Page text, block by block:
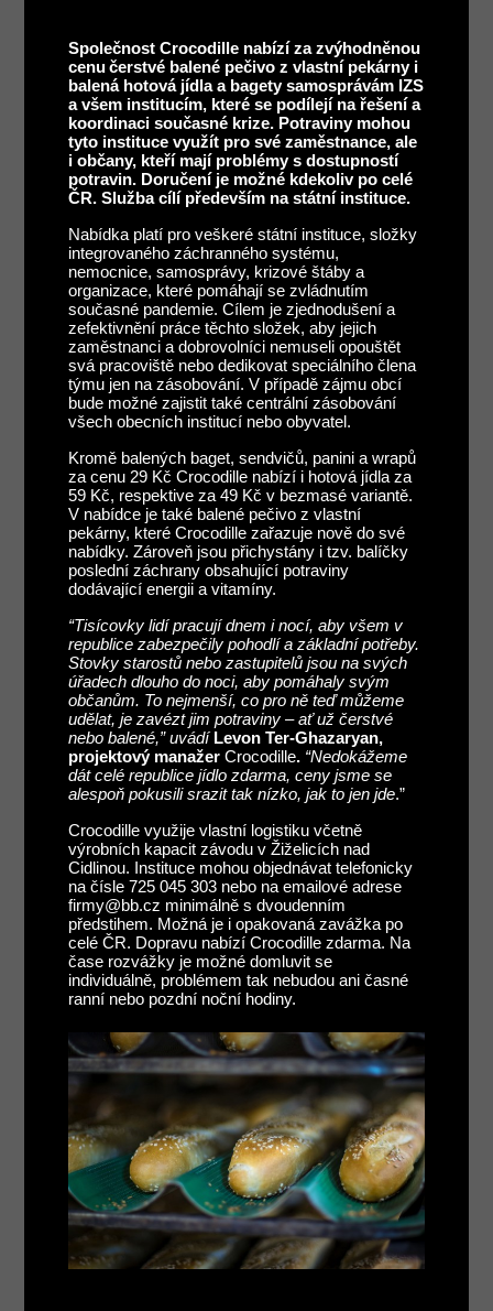
Společnost Crocodille nabízí za zvýhodněnou
cenu čerstvé balené pečivo z vlastní pekárny i
balená hotová jídla a bagety samosprávám IZS
a všem institucím, které se podílejí na řešení a
koordinaci současné krize. Potraviny mohou
tyto instituce využít pro své zaměstnance, ale
i občany, kteří mají problémy s dostupností
potravin. Doručení je možné kdekoliv po celé
ČR. Služba cílí především na státní instituce.
Nabídka platí pro veškeré státní instituce, složky
integrovaného záchranného systému,
nemocnice, samosprávy, krizové štáby a
organizace, které pomáhají se zvládnutím
současné pandemie. Cílem je zjednodušení a
zefektivnění práce těchto složek, aby jejich
zaměstnanci a dobrovolníci nemuseli opouštět
svá pracoviště nebo dedikovat speciálního člena
týmu jen na zásobování. V případě zájmu obcí
bude možné zajistit také centrální zásobování
všech obecních institucí nebo obyvatel.
Kromě balených baget, sendvičů, panini a wrapů
za cenu 29 Kč Crocodille nabízí i hotová jídla za
59 Kč, respektive za 49 Kč v bezmasé variantě.
V nabídce je také balené pečivo z vlastní
pekárny, které Crocodille zařazuje nově do své
nabídky. Zároveň jsou přichystány i tzv. balíčky
poslední záchrany obsahující potraviny
dodávající energii a vitamíny.
“Tisícovky lidí pracují dnem i nocí, aby všem v
republice zabezpečily pohodlí a základní potřeby.
Stovky starostů nebo zastupitelů jsou na svých
úřadech dlouho do noci, aby pomáhaly svým
občanům. To nejmenší, co pro ně teď můžeme
udělat, je zavézt jim potraviny – ať už čerstvé
nebo balené,” uvádí Levon Ter-Ghazaryan,
projektový manažerCrocodille. “Nedokážeme
dát celé republice jídlo zdarma, ceny jsme se
alespoň pokusili srazit tak nízko, jak to jen jde.”
Crocodille využije vlastní logistiku včetně
výrobních kapacit závodu v Žiželicích nad
Cidlinou. Instituce mohou objednávat telefonicky
na čísle 725 045 303 nebo na emailové adrese
firmy@bb.cz minimálně s dvoudenním
předstihem. Možná je i opakovaná zavážka po
celé ČR. Dopravu nabízí Crocodille zdarma. Na
čase rozvážky je možné domluvit se
individuálně, problémem tak nebudou ani časné
ranní nebo pozdní noční hodiny.